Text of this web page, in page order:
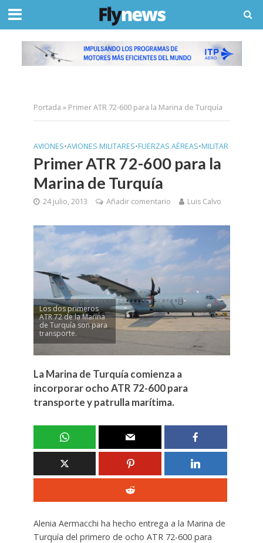
Portada » Primer ATR 72-600 para la Marina de Turquía
AVIONES•AVIONES MILITARES•FUERZAS AÉREAS•MILITAR
Primer ATR 72-600 para la
Marina de Turquía
24 julio, 2013 Añadir comentario Luis Calvo
Los dos primeros
ATR 72 de la Marina
de Turquía son para
transporte.
La Marina de Turquía comienza a
incorporar ocho ATR 72-600 para
transporte y patrulla marítima.
Alenia Aermacchi ha hecho entrega a la Marina de
Turquía del primero de ocho ATR 72-600 para